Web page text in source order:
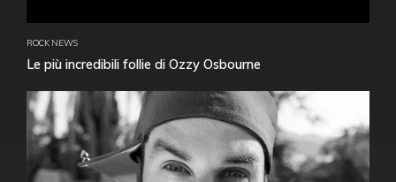
ROCK NEWS
Le più incredibili follie di Ozzy Osbourne